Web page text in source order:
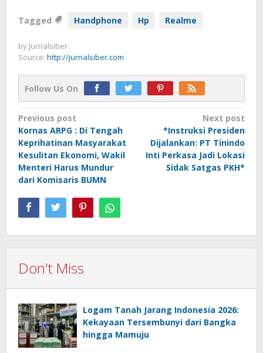
Tagged Handphone Hp Realme
by Jurnalsiber
Source: http://jurnalsiber.com
Follow Us On
Post
navigation
Previous post
Kornas ARPG : Di Tengah
Keprihatinan Masyarakat
Kesulitan Ekonomi, Wakil
Menteri Harus Mundur
dari Komisaris BUMN
Next post
*Instruksi Presiden
Dijalankan: PT Tinindo
Inti Perkasa Jadi Lokasi
Sidak Satgas PKH*
Don't Miss
Logam Tanah Jarang Indonesia 2026:
Kekayaan Tersembunyi dari Bangka
hingga Mamuju